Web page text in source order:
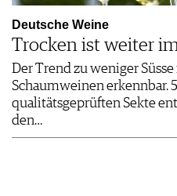
Deutsche Weine
Trocken ist weiter
Der Trend zu weniger
Schaumweinen erkennbar.
qualitätsgeprüften Sekte
den…